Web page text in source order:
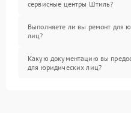
сервисные центры Штиль?
Выполняете ли вы ремонт для
лиц?
Какую документацию вы
для юридических лиц?